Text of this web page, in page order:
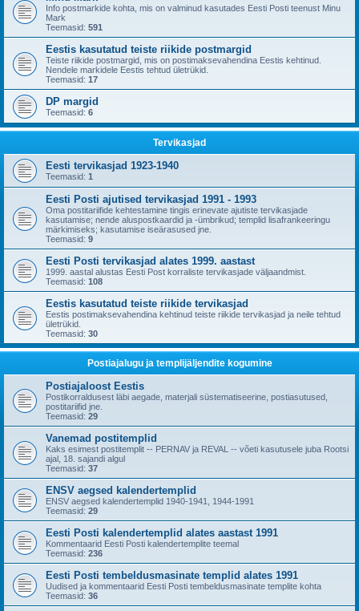
Info postmarkide kohta, mis on valminud kasutades Eesti Posti teenust Minu
Mark
Teemasid: 591
Eestis kasutatud teiste riikide postmargid
Teiste riikide postmargid, mis on postimaksevahendina Eestis kehtinud.
Nendele markidele Eestis tehtud ületrükid.
Teemasid: 17
DP margid
Teemasid: 6
Tervikasjad
Eesti tervikasjad 1923-1940
Teemasid: 1
Eesti Posti ajutised tervikasjad 1991 - 1993
Oma postitariifide kehtestamine tingis erinevate ajutiste tervikasjade
kasutamise; nende aluspostkaardid ja -ümbrikud; templid lisafrankeeringu
märkimiseks; kasutamise iseärasused jne.
Teemasid: 9
Eesti Posti tervikasjad alates 1999. aastast
1999. aastal alustas Eesti Post korraliste tervikasjade väljaandmist.
Teemasid: 108
Eestis kasutatud teiste riikide tervikasjad
Eestis postimaksevahendina kehtinud teiste riikide tervikasjad ja neile tehtud
ületrükid.
Teemasid: 30
Postiajalugu ja templijäljendite kogumine
Postiajaloost Eestis
Postikorraldusest läbi aegade, materjali süstematiseerine, postiasutused,
postitariifid jne.
Teemasid: 29
Vanemad postitemplid
Kaks esimest postitemplit -- PERNAV ja REVAL -- võeti kasutusele juba Rootsi
ajal, 18. sajandi algul
Teemasid: 37
ENSV aegsed kalendertemplid
ENSV aegsed kalendertemplid 1940-1941, 1944-1991
Teemasid: 29
Eesti Posti kalendertemplid alates aastast 1991
Kommentaarid Eesti Posti kalendertemplite teemal
Teemasid: 236
Eesti Posti tembeldusmasinate templid alates 1991
Uudised ja kommentaarid Eesti Posti tembeldusmasinate templite kohta
Teemasid: 36